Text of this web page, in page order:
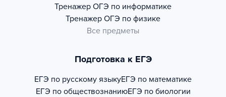
Тренажер ОГЭ по информатике
Тренажер ОГЭ по физике
Все предметы
Подготовка к ЕГЭ
ЕГЭ по русскому языкуЕГЭ по математике
ЕГЭ по обществознаниюЕГЭ по биологии